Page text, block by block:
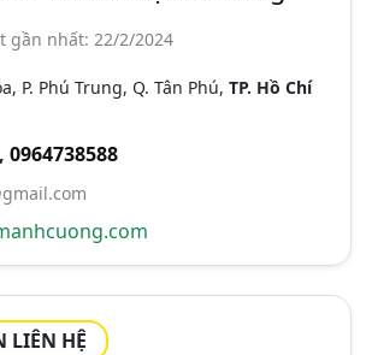
gần nhất: 22/2/2024
P. Phú Trung, Q. Tân Phú, TP. Hồ Chí
, 0964738588
LIÊN HỆ